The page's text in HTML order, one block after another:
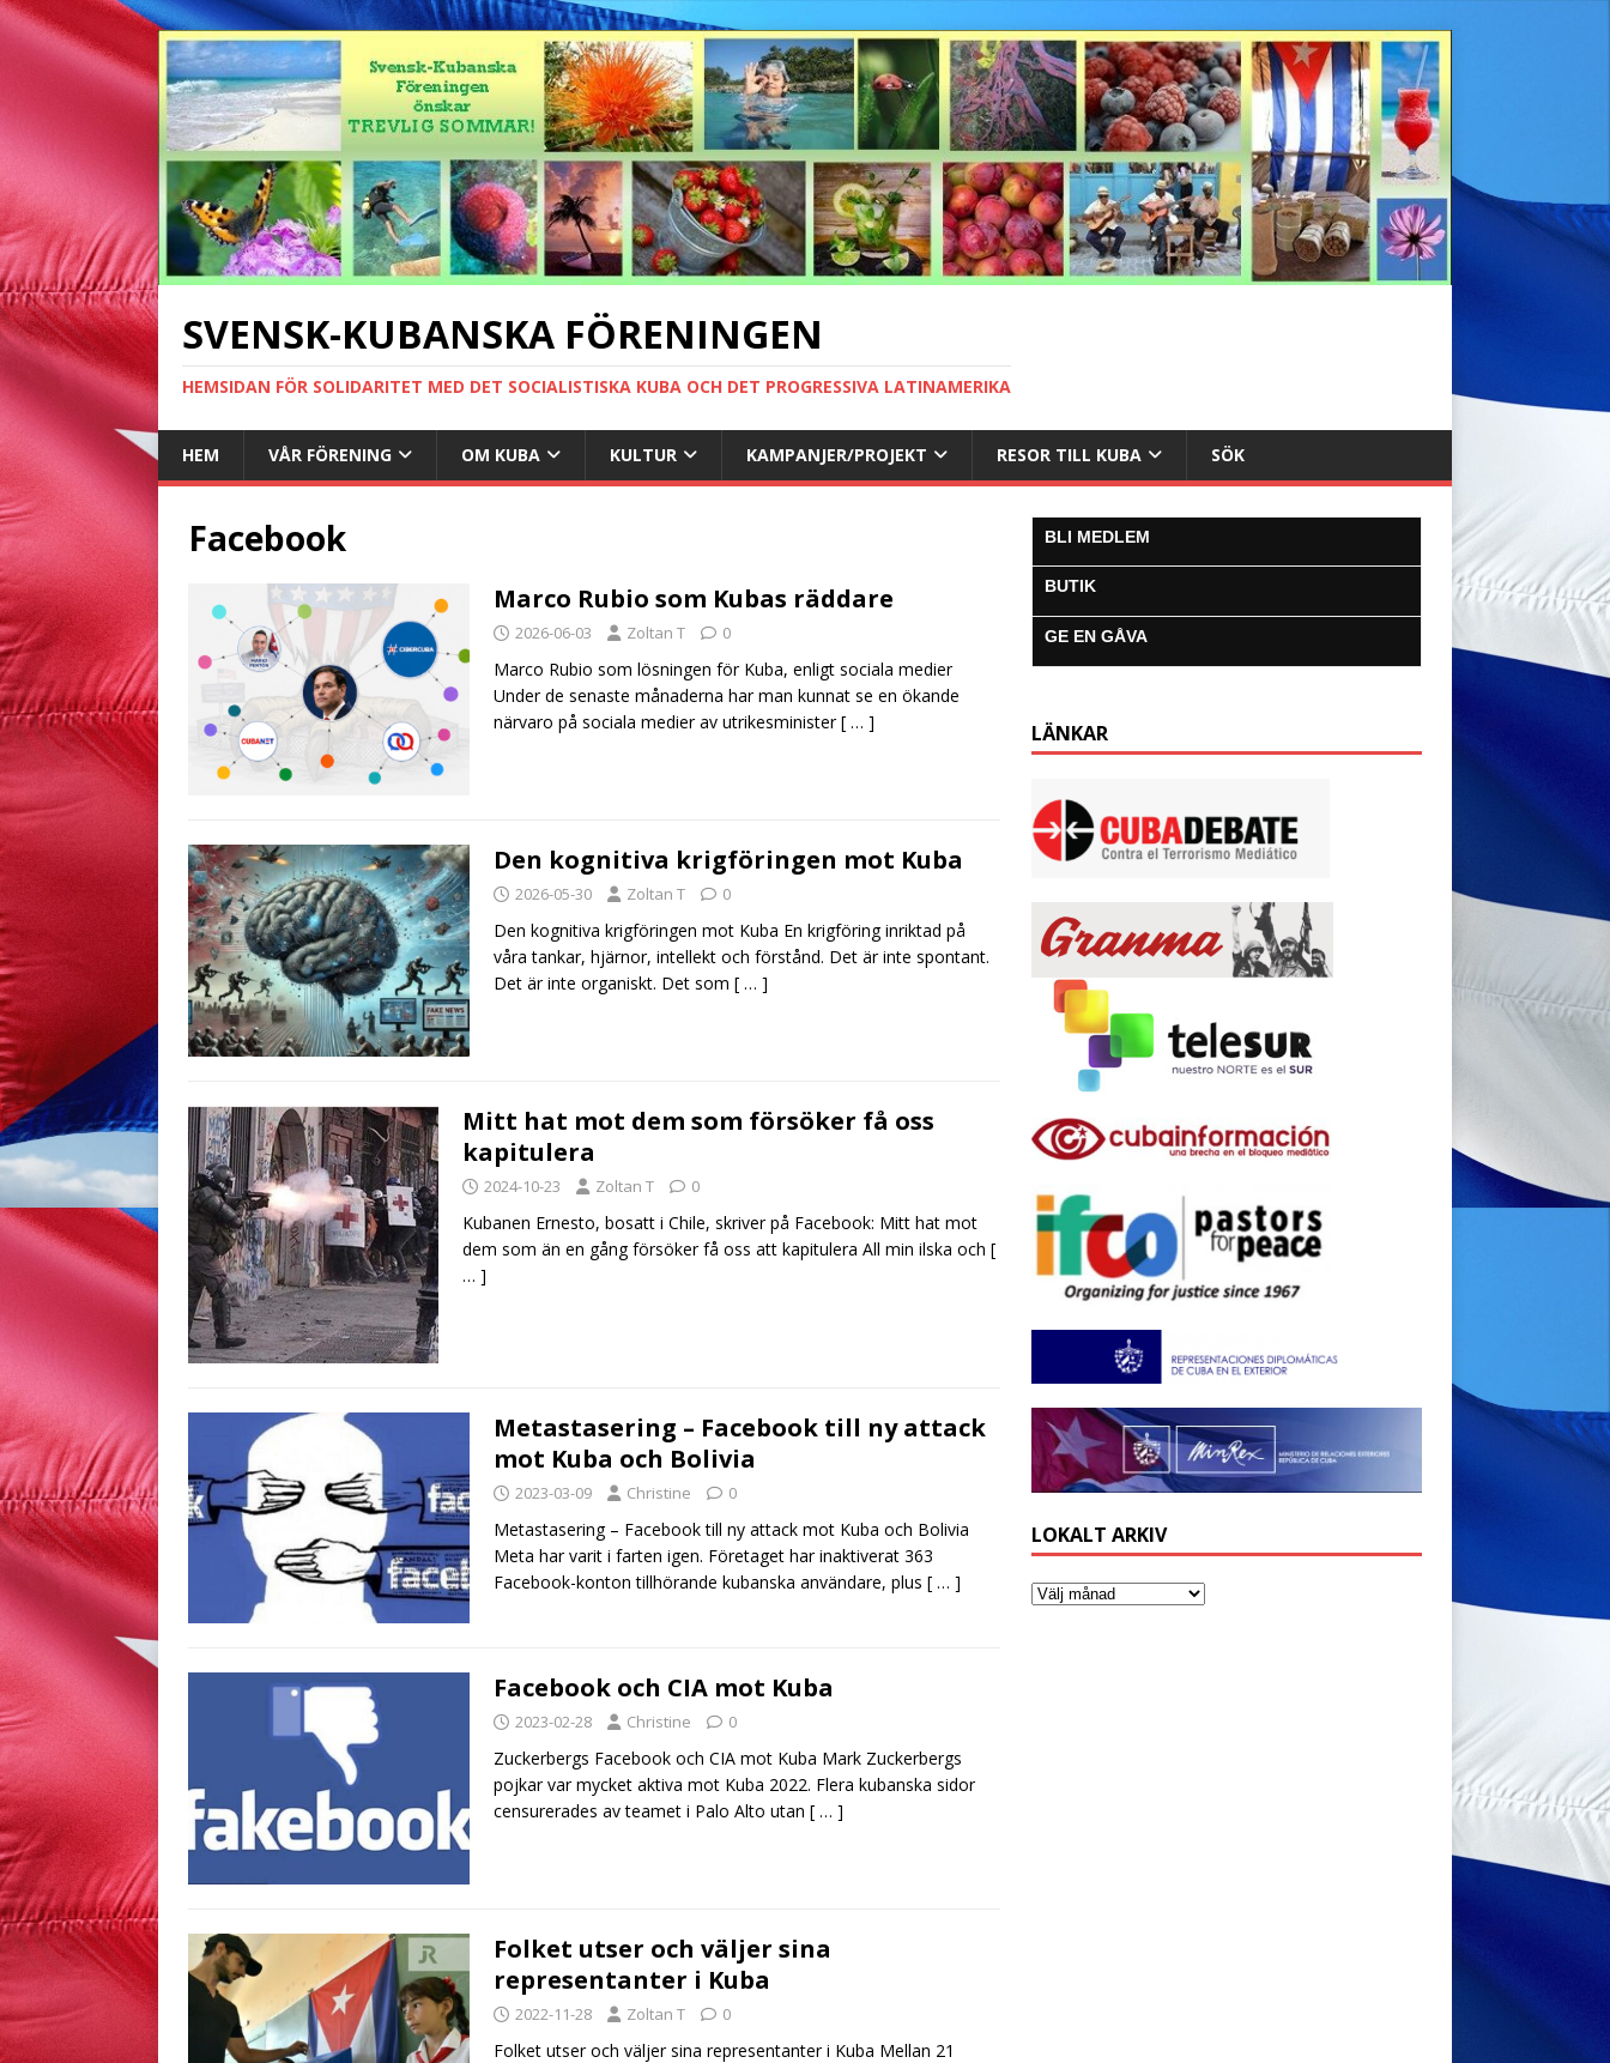
SVENSK-KUBANSKA FÖRENINGEN
HEMSIDAN FÖR SOLIDARITET MED DET SOCIALISTISKA KUBA OCH DET PROGRESSIVA LATINAMERIKA
HEM VÅR FÖRENING OM KUBA KULTUR KAMPANJER/PROJEKT RESOR TILL KUBA SÖK
Facebook
Marco Rubio som Kubas räddare
2026-06-03 Zoltan T 0
Marco Rubio som lösningen för Kuba, enligt sociala medier
Under de senaste månaderna har man kunnat se en ökande
närvaro på sociala medier av utrikesminister[ … ]
Den kognitiva krigföringen mot Kuba
2026-05-30 Zoltan T 0
Den kognitiva krigföringen mot Kuba En krigföring inriktad på
våra tankar, hjärnor, intellekt och förstånd. Det är inte spontant.
Det är inte organiskt. Det som [ … ]
Mitt hat mot dem som försöker få oss
kapitulera
2024-10-23 Zoltan T 0
Kubanen Ernesto, bosatt i Chile, skriver på Facebook: Mitt hat mot
dem som än en gång försöker få oss att kapitulera All min ilska och [
… ]
Metastasering – Facebook till ny attack
mot Kuba och Bolivia
2023-03-09 Christine 0
Metastasering – Facebook till ny attack mot Kuba och Bolivia
Meta har varit i farten igen. Företaget har inaktiverat 363
Facebook-konton tillhörande kubanska användare, plus [ … ]
Facebook och CIA mot Kuba
2023-02-28 Christine 0
Zuckerbergs Facebook och CIA mot Kuba Mark Zuckerbergs
pojkar var mycket aktiva mot Kuba 2022. Flera kubanska sidor
censurerades av teamet i Palo Alto utan [ … ]
Folket utser och väljer sina
representanter i Kuba
2022-11-28 Zoltan T 0
Folket utser och väljer sina representanter i Kuba Mellan 21
BLI MEDLEM
BUTIK
GE EN GÅVA
LÄNKAR
LOKALT ARKIV